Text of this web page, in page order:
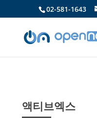
02-581-1643
액티브엑스